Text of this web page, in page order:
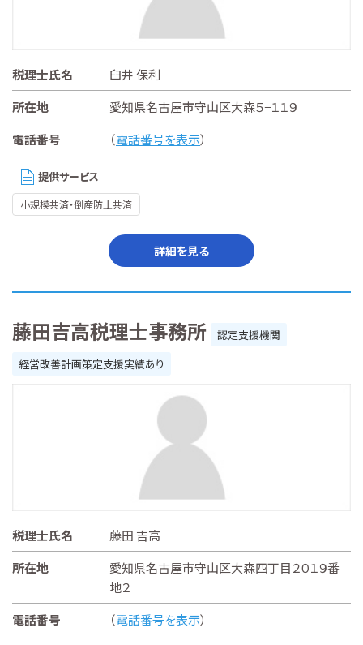
税理士氏名
臼井 保利
所在地
愛知県名古屋市守山区大森５−１１９
電話番号
（電話番号を表示）
提供サービス
小規模共済・倒産防止共済
詳細を見る
藤田吉高税理士事務所
認定支援機関
経営改善計画策定支援実績あり
税理士氏名
藤田 吉高
所在地
愛知県名古屋市守山区大森四丁目２０１９番
地２
電話番号
（電話番号を表示）